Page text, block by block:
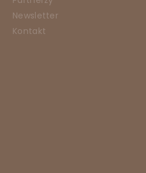
Newsletter
Kontakt